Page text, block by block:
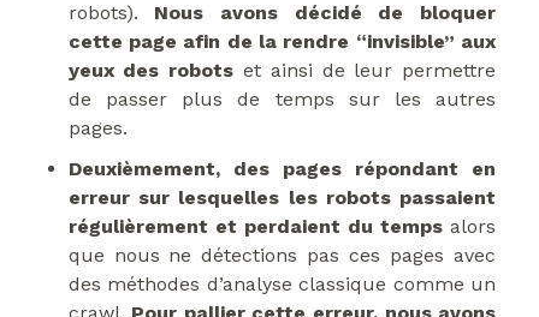
robots). Nous avons décidé de bloquer
cette page afin de la rendre “invisible” aux
yeux des robots et ainsi de leur permettre
de passer plus de temps sur les autres
pages.
Deuxièmement, des pages répondant en
erreur sur lesquelles les robots passaient
régulièrement et perdaient du temps alors
que nous ne détections pas ces pages avec
des méthodes d’analyse classique comme un